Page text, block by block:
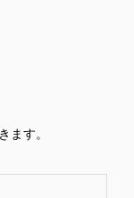
ます。